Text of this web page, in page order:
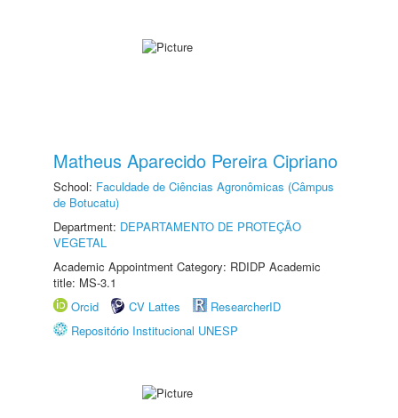
Matheus Aparecido Pereira Cipriano
School: Faculdade de Ciências Agronômicas (Câmpus
de Botucatu)
Department: DEPARTAMENTO DE PROTEÇÃO
VEGETAL
Academic Appointment Category: RDIDP Academic
title: MS-3.1
Orcid
CV Lattes
ResearcherID
Repositório Institucional UNESP